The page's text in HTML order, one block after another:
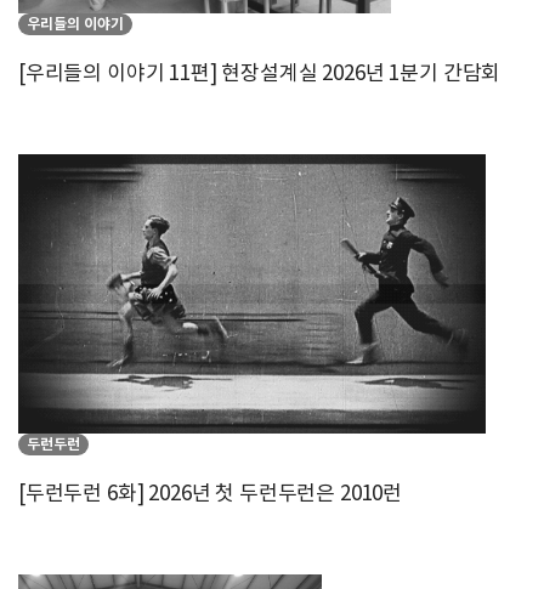
우리들의 이야기
[우리들의 이야기 11편] 현장설계실 2026년 1분기 간담회
두런두런
[두런두런 6화] 2026년 첫 두런두런은 2010런